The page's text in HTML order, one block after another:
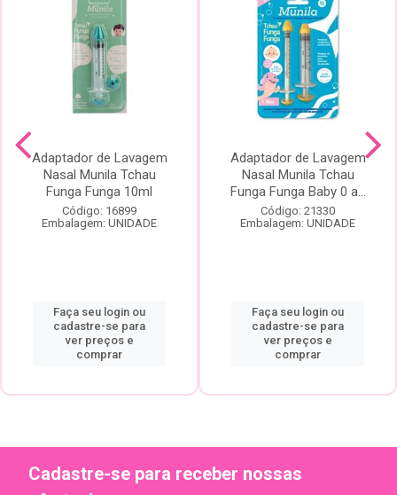
Adaptador de Lavagem
Nasal Munila Tchau
Funga Funga 10ml
Código: 16899
Embalagem: UNIDADE
Faça seu login ou
cadastre-se para
ver preços e
comprar
Adaptador de Lavagem
Nasal Munila Tchau
Funga Funga Baby 0 a...
Código: 21330
Embalagem: UNIDADE
Faça seu login ou
cadastre-se para
ver preços e
comprar
Cadastre-se para receber nossas